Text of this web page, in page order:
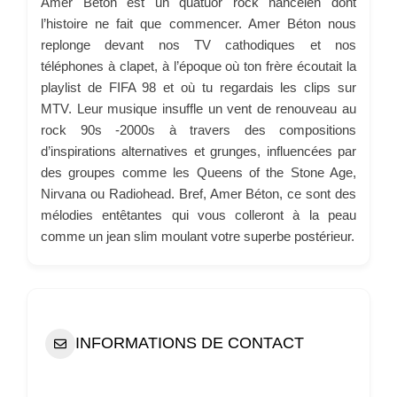
l’histoire ne fait que commencer. Amer Béton nous
replonge devant nos TV cathodiques et nos
téléphones à clapet, à l’époque où ton frère écoutait la
playlist de FIFA 98 et où tu regardais les clips sur
MTV. Leur musique insuffle un vent de renouveau au
rock 90s -2000s à travers des compositions
d’inspirations alternatives et grunges, influencées par
des groupes comme les Queens of the Stone Age,
Nirvana ou Radiohead. Bref, Amer Béton, ce sont des
mélodies entêtantes qui vous colleront à la peau
comme un jean slim moulant votre superbe postérieur.
INFORMATIONS DE CONTACT